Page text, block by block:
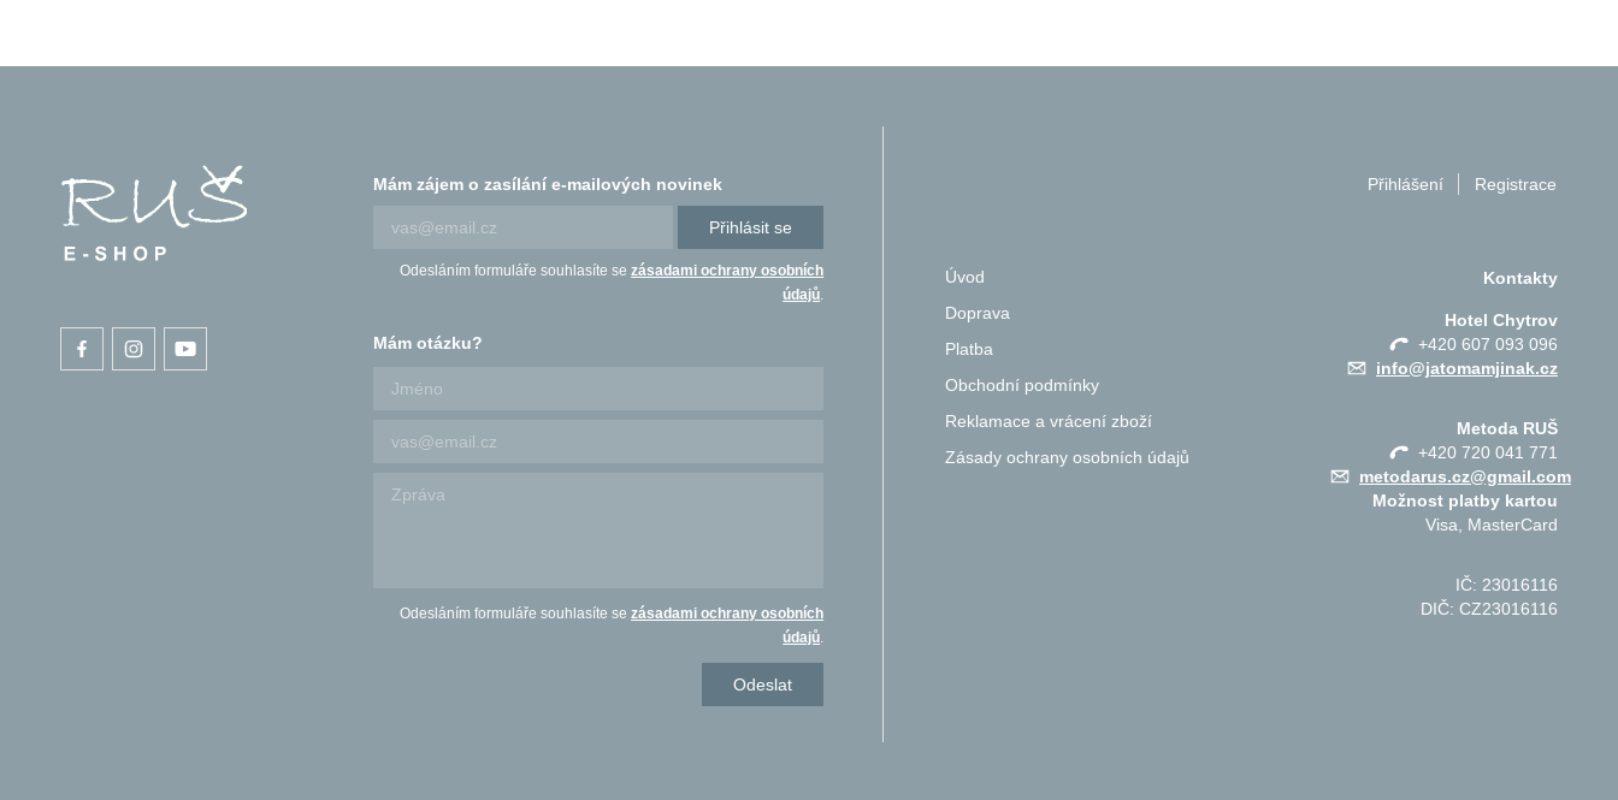
Mám zájem o zasílání e-mailových novinek
Přihlásit se
Odesláním formuláře souhlasíte sezásadami ochrany osobních
údajů.
Mám otázku?
Odesláním formuláře souhlasíte sezásadami ochrany osobních
údajů.
Přihlášení Registrace
Úvod
Doprava
Platba
Obchodní podmínky
Reklamace a vrácení zboží
Zásady ochrany osobních údajů
Kontakty
Hotel Chytrov
+420 607 093 096
info@jatomamjinak.cz
Metoda RUŠ
+420 720 041 771
metodarus.cz@gmail.com
Možnost platby kartou
Visa, MasterCard
IČ: 23016116
DIČ: CZ23016116